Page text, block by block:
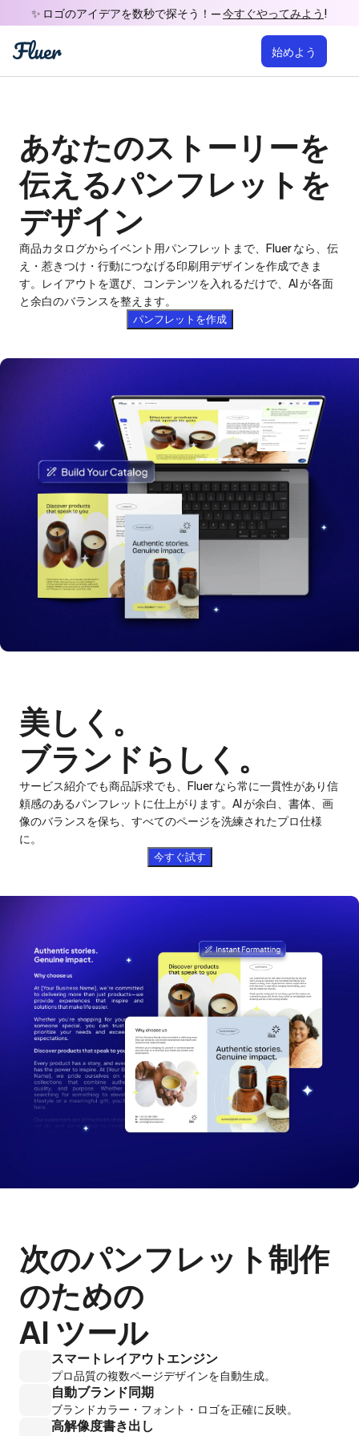
✨ ロゴのアイデアを数秒で探そう！— 今すぐやってみよう !
始めよう
あなたのストーリーを
伝えるパンフレットを
デザイン
商品カタログからイベント用パンフレットまで、Fluer なら、伝
え・惹きつけ・行動につなげる印刷用デザインを作成できま
す。レイアウトを選び、コンテンツを入れるだけで、AI が各面
と余白のバランスを整えます。
パンフレットを作成
美しく。
ブランドらしく。
サービス紹介でも商品訴求でも、Fluer なら常に一貫性があり信
頼感のあるパンフレットに仕上がります。AI が余白、書体、画
像のバランスを保ち、すべてのページを洗練されたプロ仕様
に。
今すぐ試す
次のパンフレット制作
のための
AI ツール
スマートレイアウトエンジン
プロ品質の複数ページデザインを自動生成。
自動ブランド同期
ブランドカラー・フォント・ロゴを正確に反映。
高解像度書き出し